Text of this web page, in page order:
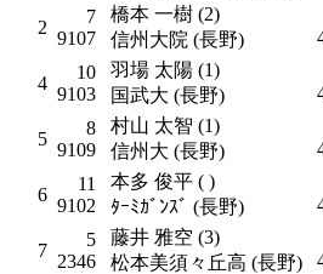
2
7
9107
橋本 一樹 (2)
信州大院 (長野)
4
10
9103
羽場 太陽 (1)
国武大 (長野)
5
8
9109
村山 太智 (1)
信州大 (長野)
6
11
9102
本多 俊平 ( )
ﾀｰﾐｶﾞﾝｽﾞ (長野)
7
5
2346
藤井 雅空 (3)
松本美須々丘高 (長野)